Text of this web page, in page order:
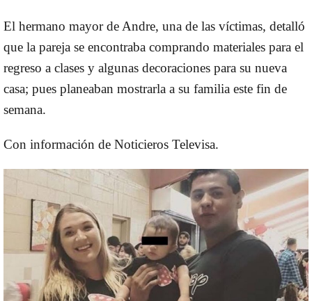
El hermano mayor de Andre, una de las víctimas, detalló
que la pareja se encontraba comprando materiales para el
regreso a clases y algunas decoraciones para su nueva
casa; pues planeaban mostrarla a su familia este fin de
semana.
Con información de Noticieros Televisa.